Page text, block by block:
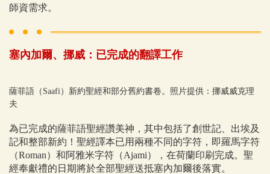
師資需求。
塞內加爾、挪威：已完成的翻譯工作
薩菲語（Saafi）新約聖經和部分舊約書卷。照片提供：挪威威克理
夫
為已完成的薩菲語聖經讚美神，其中包括了創世記、出埃及
記和整部新約！聖經譯本已用兩種不同的字符，即羅馬字符
（Roman）和阿雅米字符（Ajami），在荷蘭印刷完成。聖
經奉獻禮的日期將於全部聖經送抵塞內加爾後落實。